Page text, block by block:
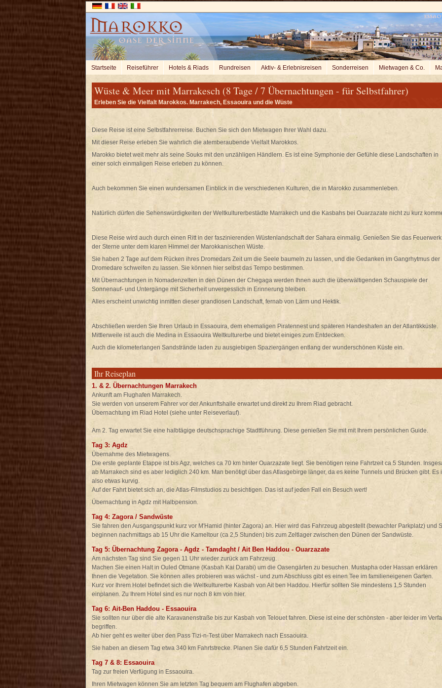
Startseite Reiseführer Hotels & Riads Rundreisen Aktiv- & Erlebnisreisen Sonderreisen Mietwagen & Co.
Wüste & Meer mit Marrakesch (8 Tage / 7 Übernachtungen - für Selbstfahrer)
Erleben Sie die Vielfalt Marokkos. Marrakech, Essaouira und die Wüste
Diese Reise ist eine Selbstfahrerreise. Buchen Sie sich den Mietwagen Ihrer Wahl dazu.
Mit dieser Reise erleben Sie wahrlich die atemberaubende Vielfalt Marokkos.
Marokko bietet weit mehr als seine Souks mit den unzähligen Händlern. Es ist eine Symphonie der Gefühle diese Landschaften in
einer solch einmaligen Reise erleben zu können.
Auch bekommen Sie einen wundersamen Einblick in die verschiedenen Kulturen, die in Marokko zusammenleben.
Natürlich dürfen die Sehenswürdigkeiten der Weltkulturerbestädte Marrakech und die Kasbahs bei Ouarzazate nicht zu kurz
Diese Reise wird auch durch einen Ritt in der faszinierenden Wüstenlandschaft der Sahara einmalig. Genießen Sie das Feuerwerk
der Sterne unter dem klaren Himmel der Marokkanischen Wüste.
Sie haben 2 Tage auf dem Rücken ihres Dromedars Zeit um die Seele baumeln zu lassen, und die Gedanken im Gangrhytmus der
Dromedare schweifen zu lassen. Sie können hier selbst das Tempo bestimmen.
Mit Übernachtungen in Nomadenzelten in den Dünen der Chegaga werden Ihnen auch die überwältigenden Schauspiele der
Sonnenauf- und Untergänge mit Sicherheit unvergesslich in Erinnerung bleiben.
Alles erscheint unwichtig inmitten dieser grandiosen Landschaft, fernab von Lärm und Hektik.
Abschließen werden Sie Ihren Urlaub in Essaouira, dem ehemaligen Piratennest und späteren Handeshafen an der Atlantikküste.
Mittlerweile ist auch die Medina in Essaouira Weltkulturerbe und bietet einiges zum Entdecken.
Auch die kilometerlangen Sandstrände laden zu ausgiebigen Spaziergängen entlang der wunderschönen Küste ein.
Ihr Reiseplan
1. & 2. Übernachtungen Marrakech
Ankunft am Flughafen Marrakech.
Sie werden von unserem Fahrer vor der Ankunftshalle erwartet und direkt zu Ihrem Riad gebracht.
Übernachtung im Riad Hotel (siehe unter Reiseverlauf).
Am 2. Tag erwartet Sie eine halbtägige deutschsprachige Stadtführung. Diese genießen Sie mit mit Ihrem persönlichen Guide.
Tag 3: Agdz
Übernahme des Mietwagens.
Die erste geplante Etappe ist bis Agz, welches ca 70 km hinter Ouarzazate liegt. Sie benötigen reine Fahrtzeit ca 5 Stunden.
ab Marrakech sind es aber lediglich 240 km. Man benötigt über das Atlasgebirge länger, da es keine Tunnels und Brücken gibt. Es
also etwas kurvig.
Auf der Fahrt bietet sich an, die Atlas-Filmstudios zu besichtigen. Das ist auf jeden Fall ein Besuch wert!
Übernachtung in Agdz mit Halbpension.
Tag 4: Zagora / Sandwüste
Sie fahren den Ausgangspunkt kurz vor M'Hamid (hinter Zagora) an. Hier wird das Fahrzeug abgestellt (bewachter Parkplatz) und
beginnen nachmittags ab 15 Uhr die Kameltour (ca 2,5 Stunden) bis zum Zeltlager zwischen den Dünen der Sandwüste.
Tag 5: Übernachtung Zagora - Agdz - Tamdaght / Ait Ben Haddou - Ouarzazate
Am nächsten Tag sind Sie gegen 11 Uhr wieder zurück am Fahrzeug.
Machen Sie einen Halt in Ouled Otmane (Kasbah Kai Darabi) um die Oasengärten zu besuchen. Mustapha oder Hassan erklären
Ihnen die Vegetation. Sie können alles probieren was wächst - und zum Abschluss gibt es einen Tee im familieneigenen Garten.
Kurz vor Ihrem Hotel befindet sich die Weltkulturerbe Kasbah von Ait ben Haddou. Hierfür sollten Sie mindestens 1,5 Stunden
einplanen. Zu Ihrem Hotel sind es nur noch 8 km von hier.
Tag 6: Ait-Ben Haddou - Essaouira
Sie sollten nur über die alte Karavanenstraße bis zur Kasbah von Telouet fahren. Diese ist eine der schönsten - aber leider im
begriffen.
Ab hier geht es weiter über den Pass Tizi-n-Test über Marrakech nach Essaouira.
Sie haben an diesem Tag etwa 340 km Fahrtstrecke. Planen Sie dafür 6,5 Stunden Fahrtzeit ein.
Tag 7 & 8: Essaouira
Tag zur freien Verfügung in Essaouira.
Ihren Mietwagen können Sie am letzten Tag bequem am Flughafen abgeben.